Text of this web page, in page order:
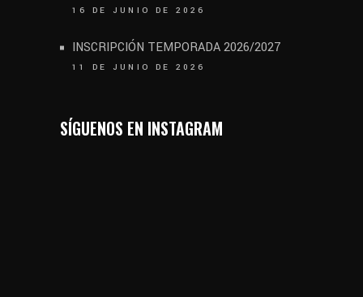
16 DE JUNIO DE 2026
INSCRIPCIÓN TEMPORADA 2026/2027
11 DE JUNIO DE 2026
SÍGUENOS EN INSTAGRAM